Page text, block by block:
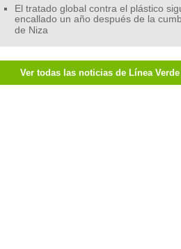
El tratado global contra el plástico
encallado un año después de la
de Niza
Ver todas las noticias de Línea Verde